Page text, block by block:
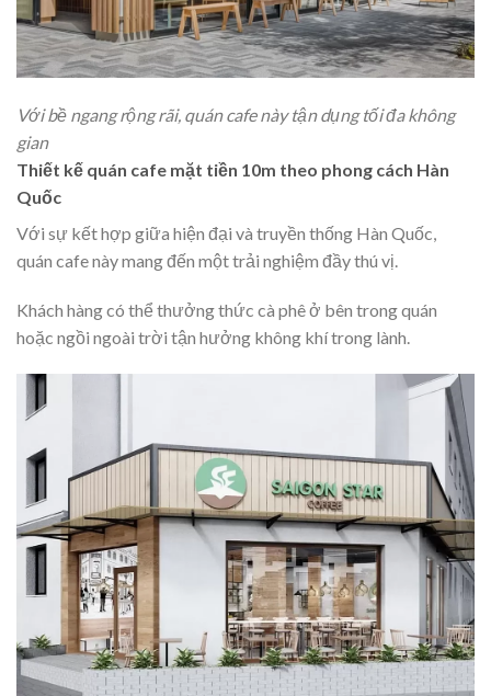
Với bề ngang rộng rãi, quán cafe này tận dụng tối đa không
gian
Thiết kế quán cafe mặt tiền 10m theo phong cách Hàn
Quốc
Với sự kết hợp giữa hiện đại và truyền thống Hàn Quốc,
quán cafe này mang đến một trải nghiệm đầy thú vị.
Khách hàng có thể thưởng thức cà phê ở bên trong quán
hoặc ngồi ngoài trời tận hưởng không khí trong lành.